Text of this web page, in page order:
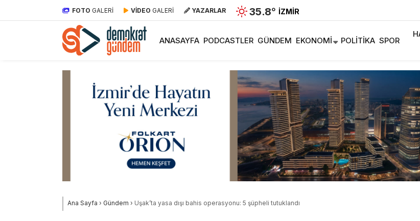
FOTO GALERİ VİDEO GALERİ YAZARLAR 35.8° İZMIR
ANASAYFA PODCASTLER GÜNDEM EKONOMI POLITIKA SPOR
Ana Sayfa › Gündem › Uşak’ta yasa dışı bahis operasyonu: 5 şüpheli tutuklandı